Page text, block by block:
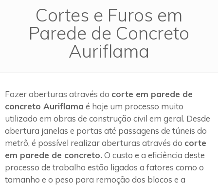
Cortes e Furos em
Parede de Concreto
Auriflama
Fazer aberturas através do corte em parede de
concreto Auriflama é hoje um processo muito
utilizado em obras de construção civil em geral. Desde
abertura janelas e portas até passagens de túneis do
metrô, é possível realizar aberturas através do corte
em parede de concreto. O custo e a eficiência deste
processo de trabalho estão ligados a fatores como o
tamanho e o peso para remoção dos blocos e a